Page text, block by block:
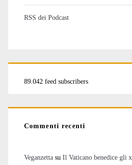
RSS dei Podcast
89.042 feed subscribers
Commenti recenti
Veganzettasu Il Vaticano benedice gli